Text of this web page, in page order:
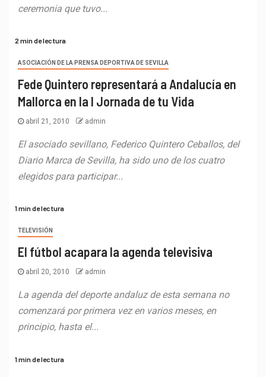
ceremonia que tuvo...
2 min de lectura
ASOCIACIÓN DE LA PRENSA DEPORTIVA DE SEVILLA
Fede Quintero representará a Andalucía en
Mallorca en la I Jornada de tu Vida
abril 21, 2010 admin
El asociado sevillano, Federico Quintero Ceballos, del
Diario Marca de Sevilla, ha sido uno de los cuatro
elegidos para participar...
1 min de lectura
TELEVISIÓN
El fútbol acapara la agenda televisiva
abril 20, 2010 admin
La agenda del deporte andaluz de esta semana no
comenzará por primera vez en varios meses, en
principio, hasta el...
1 min de lectura